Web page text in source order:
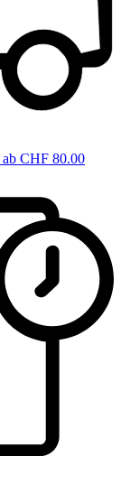
ab CHF 80.00